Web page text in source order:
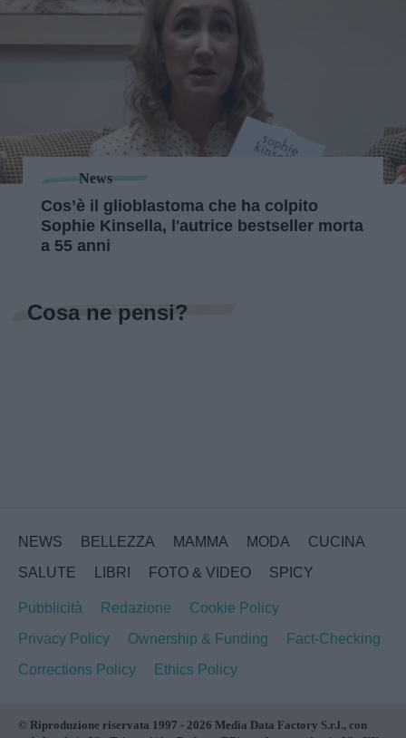
News
Cos’è il glioblastoma che ha colpito
Sophie Kinsella, l'autrice bestseller morta
a 55 anni
Cosa ne pensi?
NEWS BELLEZZA MAMMA MODA
CUCINA
SALUTE
LIBRI FOTO & VIDEO SPICY
Pubblicità Redazione
Cookie Policy
Privacy Policy
Ownership & Funding
Fact-Checking
Corrections Policy
Ethics Policy
© Riproduzione riservata 1997 - 2026 Media Data Factory S.r.l., con